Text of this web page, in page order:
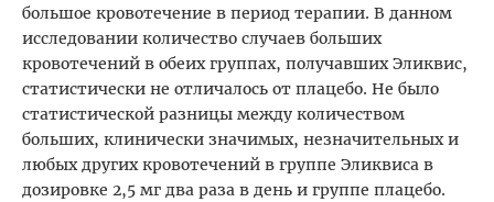
большое кровотечение в период терапии. В данном
исследовании количество случаев больших
кровотечений в обеих группах, получавших Эликвис,
статистически не отличалось от плацебо. Не было
статистической разницы между количеством
больших, клинически значимых, незначительных и
любых других кровотечений в группе Эликвиса в
дозировке 2,5 мг два раза в день и группе плацебо.